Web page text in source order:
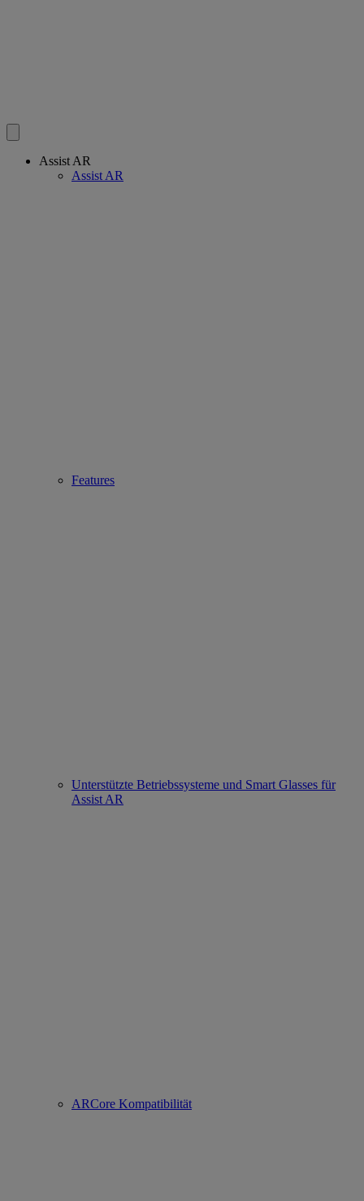
Assist AR
Assist AR
Features
Unterstützte Betriebssysteme und Smart Glasses für
Assist AR
ARCore Kompatibilität